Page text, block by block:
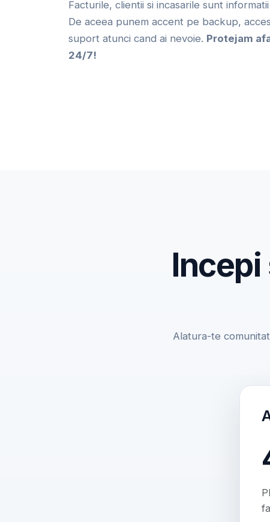
Facturile, clientii si incasarile sunt
De aceea punem accent pe backup,
suport atunci cand ai nevoie. Protejam
24/7!
Incepi
Alatura-te